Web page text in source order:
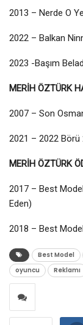
2013 – Nerde O
2022 – Balkan
2023 -Başım
MERİH ÖZTÜRK
2007 – Son
2021 – 2022 Börü
MERİH ÖZTÜRK
2017 – Best
Eden)
2018 – Best
Best Model
oyuncu
Reklamı